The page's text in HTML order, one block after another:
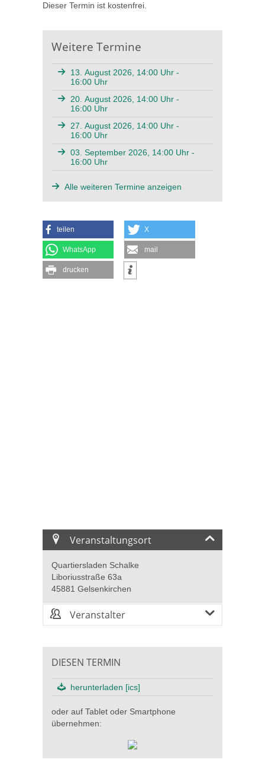
Dieser Termin ist kostenfrei.
Weitere Termine
13. August 2026, 14:00 Uhr -
16:00 Uhr
20. August 2026, 14:00 Uhr -
16:00 Uhr
27. August 2026, 14:00 Uhr -
16:00 Uhr
03. September 2026, 14:00 Uhr -
16:00 Uhr
Alle weiteren Termine anzeigen
teilen X
WhatsApp mail
drucken
Veranstaltungsort
Quartiersladen Schalke
Liboriusstraße 63a
45881 Gelsenkirchen
Veranstalter
DIESEN TERMIN
herunterladen [ics]
oder auf Tablet oder Smartphone
übernehmen: